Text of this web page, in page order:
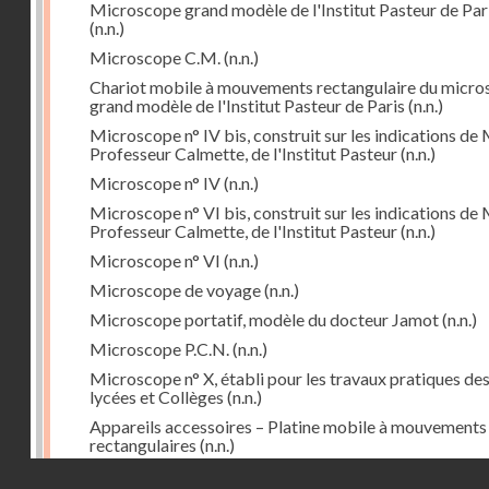
Microscope grand modèle de l'Institut Pasteur de
(n.n.)
Microscope C.M. (n.n.)
Chariot mobile à mouvements rectangulaire du
grand modèle de l'Institut Pasteur de Paris (n.n.)
Microscope n° IV bis, construit sur les indications de
Professeur Calmette, de l'Institut Pasteur(n.n.)
Microscope n° IV(n.n.)
Microscope n° VI bis, construit sur les indications de
Professeur Calmette, de l'Institut Pasteur(n.n.)
Microscope n° VI (n.n.)
Microscope de voyage(n.n.)
Microscope portatif, modèle du docteur Jamot(n.n.)
Microscope P.C.N. (n.n.)
Microscope n° X, établi pour les travaux pratiques des
lycées et Collèges (n.n.)
Appareils accessoires – Platine mobile à mouvements
rectangulaires (n.n.)